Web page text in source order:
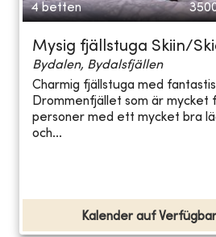
4 betten
Mysig fjällstuga Skiin/
Bydalen, Bydalsfjällen
Charmig fjällstuga med
Drommenfjället som är mycket
personer med ett mycket bra
och...
Kalender auf